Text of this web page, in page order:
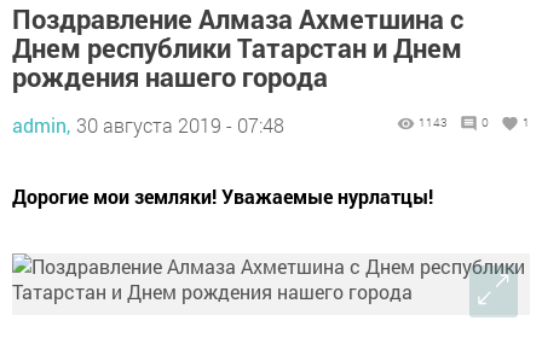
Поздравление Алмаза Ахметшина с
Днем республики Татарстан и Днем
рождения нашего города
admin, 30 августа 2019 - 07:48 1143 0 1
Дорогие мои земляки! Уважаемые нурлатцы!